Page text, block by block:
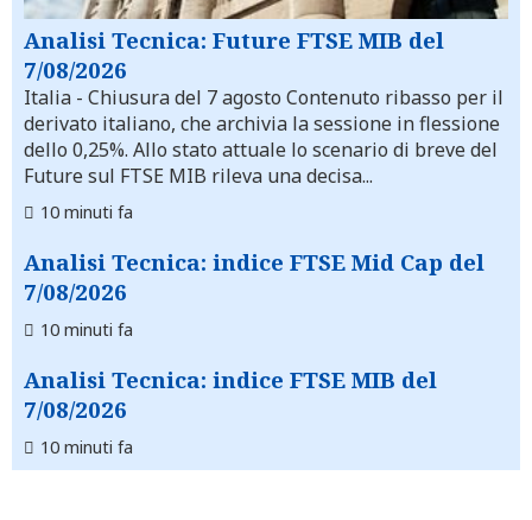
Analisi Tecnica: Future FTSE MIB del
7/08/2026
Italia - Chiusura del 7 agosto Contenuto ribasso per il
derivato italiano, che archivia la sessione in flessione
dello 0,25%. Allo stato attuale lo scenario di breve del
Future sul FTSE MIB rileva una decisa...
10 minuti fa
Analisi Tecnica: indice FTSE Mid Cap del
7/08/2026
10 minuti fa
Analisi Tecnica: indice FTSE MIB del
7/08/2026
10 minuti fa